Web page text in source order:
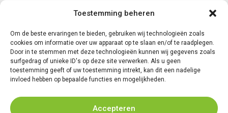
Toestemming beheren
Om de beste ervaringen te bieden, gebruiken wij technologieën zoals
cookies om informatie over uw apparaat op te slaan en/of te raadplegen.
Door in te stemmen met deze technologieën kunnen wij gegevens zoals
surfgedrag of unieke ID's op deze site verwerken. Als u geen
toestemming geeft of uw toestemming intrekt, kan dit een nadelige
invloed hebben op bepaalde functies en mogelijkheden.
Accepteren
Volg ons